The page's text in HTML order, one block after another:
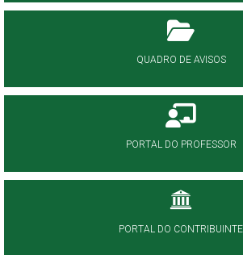
QUADRO DE AVISOS
PORTAL DO PROFESSOR
PORTAL DO CONTRIBUINTE